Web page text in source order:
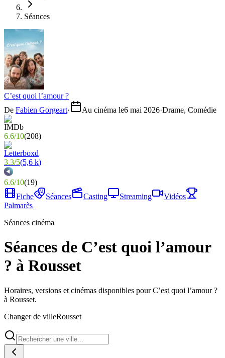
Séances
C’est quoi l’amour ?
De Fabien Gorgeart· Au cinéma le6 mai 2026·Drame, Comédie
6.6/10(208)
3.3/5(5,6 k)
6.6/10(19)
Fiche
Séances Casting Streaming
Vidéos
Palmarès
Séances cinéma
Séances de C’est quoi l’amour
? à Rousset
Horaires, versions et cinémas disponibles pour C’est quoi l’amour ?
à Rousset.
Changer de villeRousset